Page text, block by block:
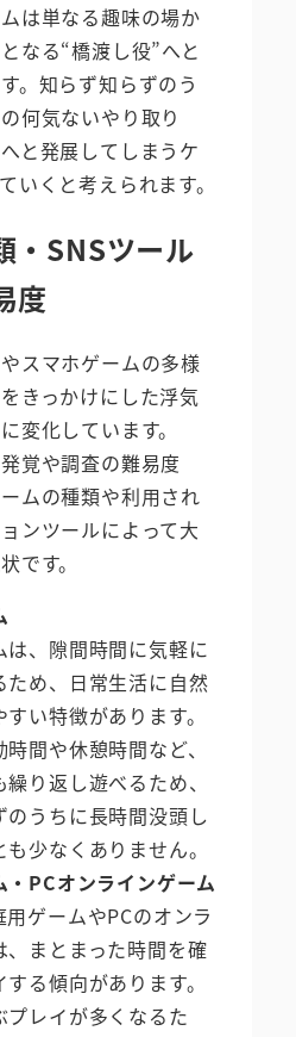
は単なる趣味の場か
なる“橋渡し役”へと
。知らず知らずのう
何気ないやり取り
と発展してしまうケ
いくと考えられます。
・SNSツール
度
スマホゲームの多様
きっかけにした浮気
変化しています。
覚や調査の難易度
ムの種類や利用され
ンツールによって大
です。
は、隙間時間に気軽に
ため、日常生活に自然
い特徴があります。
間や休憩時間など、
り返し遊べるため、
のうちに長時間没頭し
少なくありません。
・PCオンラインゲーム
ゲームやPCのオンラ
、まとまった時間を確
る傾向があります。
プレイが多くなるた